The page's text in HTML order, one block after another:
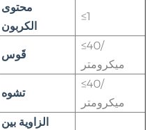
محتوى
الكربون
≤1
قَوس
≤40/
ميكرومتر
تشوه
≤40/
ميكرومتر
الزاوية بين